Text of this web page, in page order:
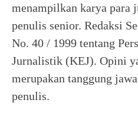
menampilkan karya para
penulis senior. Redaksi
No. 40 / 1999 tentang
Jurnalistik (KEJ). Opini
merupakan tanggung
penulis.